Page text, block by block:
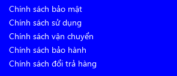
Chính sách bảo mật
Chính sách sử dụng
Chính sách vận chuyển
Chính sách bảo hành
Chính sách đổi trả hàng